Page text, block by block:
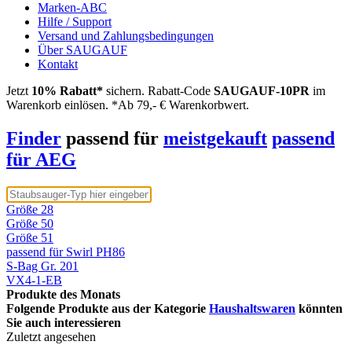
Marken-ABC
Hilfe / Support
Versand und Zahlungsbedingungen
Über SAUGAUF
Kontakt
Jetzt 10% Rabatt* sichern. Rabatt-Code SAUGAUF-10PR im
Warenkorb einlösen. *Ab 79,- € Warenkorbwert.
Finder passend für meistgekauft passend
für AEG
Größe 28
Größe 50
Größe 51
passend für Swirl PH86
S-Bag Gr. 201
VX4-1-EB
Produkte des Monats
Folgende Produkte aus der Kategorie Haushaltswaren könnten
Sie auch interessieren
Zuletzt angesehen